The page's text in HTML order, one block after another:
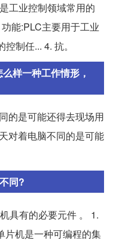
工业控制领域常用的
能:PLC主要用于工业
制任... 4. 抗。
样一种工作情形，
的是可能还得去现场用
对着电脑不同的是可能
同?
具有的必要元件 。 1.
片机是一种可编程的集